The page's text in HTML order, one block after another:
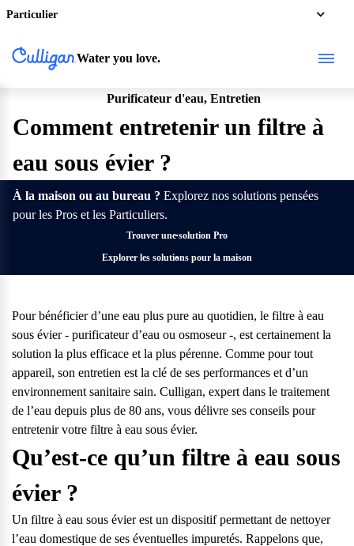
Particulier
Water you love.
Purificateur d'eau, Entretien
Comment entretenir un filtre à
eau sous évier ?
À la maison ou au bureau ? Explorez nos solutions pensées
pour les Pros et les Particuliers.
Trouver une solution Pro
Explorer les solutions pour la maison
Pour bénéficier d’une eau plus pure au quotidien, le filtre à eau
sous évier - purificateur d’eau ou osmoseur -, est certainement la
solution la plus efficace et la plus pérenne. Comme pour tout
appareil, son entretien est la clé de ses performances et d’un
environnement sanitaire sain. Culligan, expert dans le traitement
de l’eau depuis plus de 80 ans, vous délivre ses conseils pour
entretenir votre filtre à eau sous évier.
Qu’est-ce qu’un filtre à eau sous
évier ?
Un filtre à eau sous évierest un dispositif permettant de nettoyer
l’eau domestique de ses éventuelles impuretés. Rappelons que,